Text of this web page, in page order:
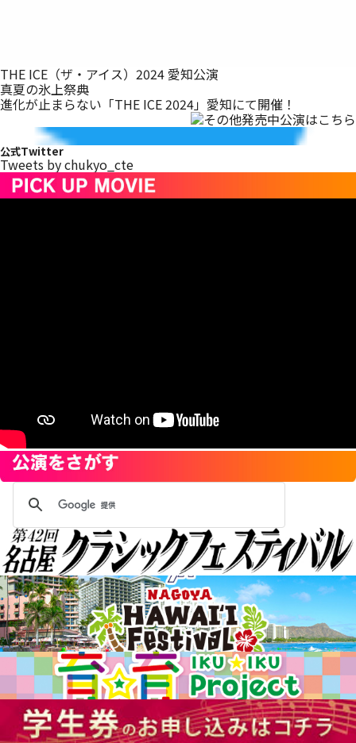
THE ICE（ザ・アイス）2024 愛知公演
真夏の氷上祭典
進化が止まらない「THE ICE 2024」愛知にて開催！
公式Twitter
Tweets by chukyo_cte